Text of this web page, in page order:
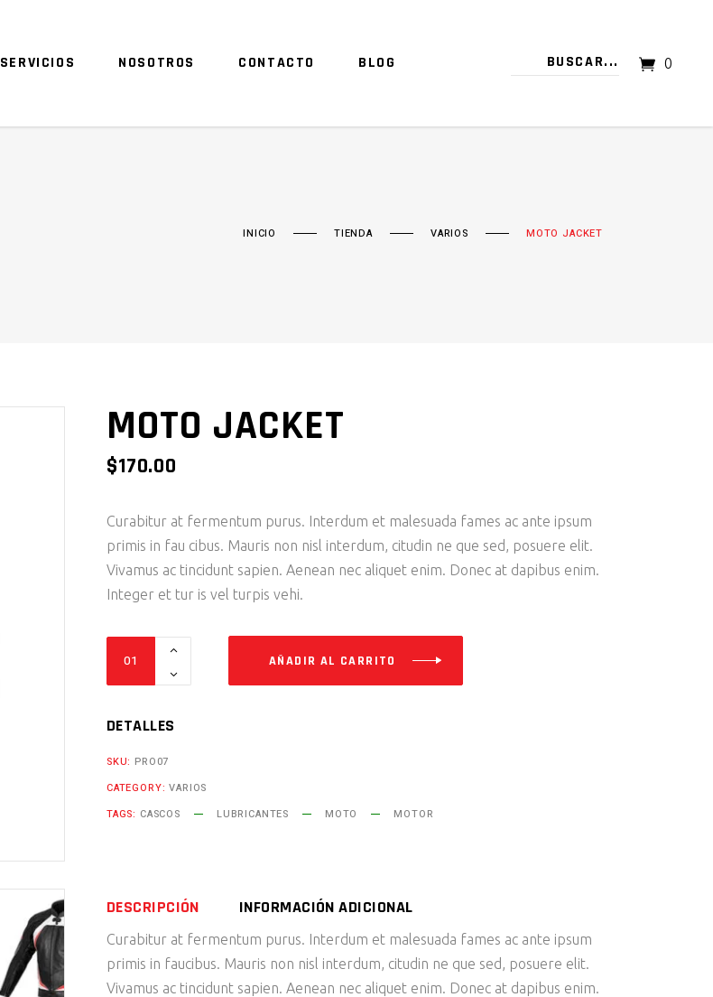
SERVICIOS NOSOTROS CONTACTO BLOG 0
TU CARRITO ESTÁ VACÍO.
INICIO TIENDA VARIOS MOTO JACKET
MOTO JACKET
$170.00
Curabitur at fermentum purus. Interdum et malesuada fames ac ante ipsum
primis in fau cibus. Mauris non nisl interdum, citudin ne que sed, posuere elit.
Vivamus ac tincidunt sapien. Aenean nec aliquet enim. Donec at dapibus enim.
Integer et tur is vel turpis vehi.
AÑADIR AL CARRITO
DETALLES
SKU: PRO07
CATEGORY:VARIOS
TAGS: CASCOS LUBRICANTES MOTO MOTOR
DESCRIPCIÓN INFORMACIÓN ADICIONAL
Curabitur at fermentum purus. Interdum et malesuada fames ac ante ipsum
primis in faucibus. Mauris non nisl interdum, citudin ne que sed, posuere elit.
Vivamus ac tincidunt sapien. Aenean nec aliquet enim. Donec at dapibus enim.